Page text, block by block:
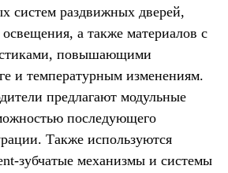
систем раздвижных дверей,
а также материалов с
повышающими
и температурным изменениям.
предлагают модульные
последующего
Также используются
зубчатые механизмы и системы